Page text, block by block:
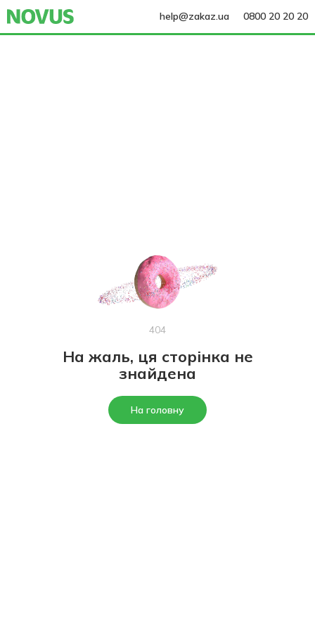
help@zakaz.ua 0800 20 20 20
404
На жаль, ця сторінка не
знайдена
На головну